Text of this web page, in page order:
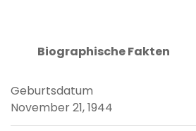
Biographische Fakten
Geburtsdatum
November 21, 1944